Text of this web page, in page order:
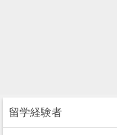
留学経験者